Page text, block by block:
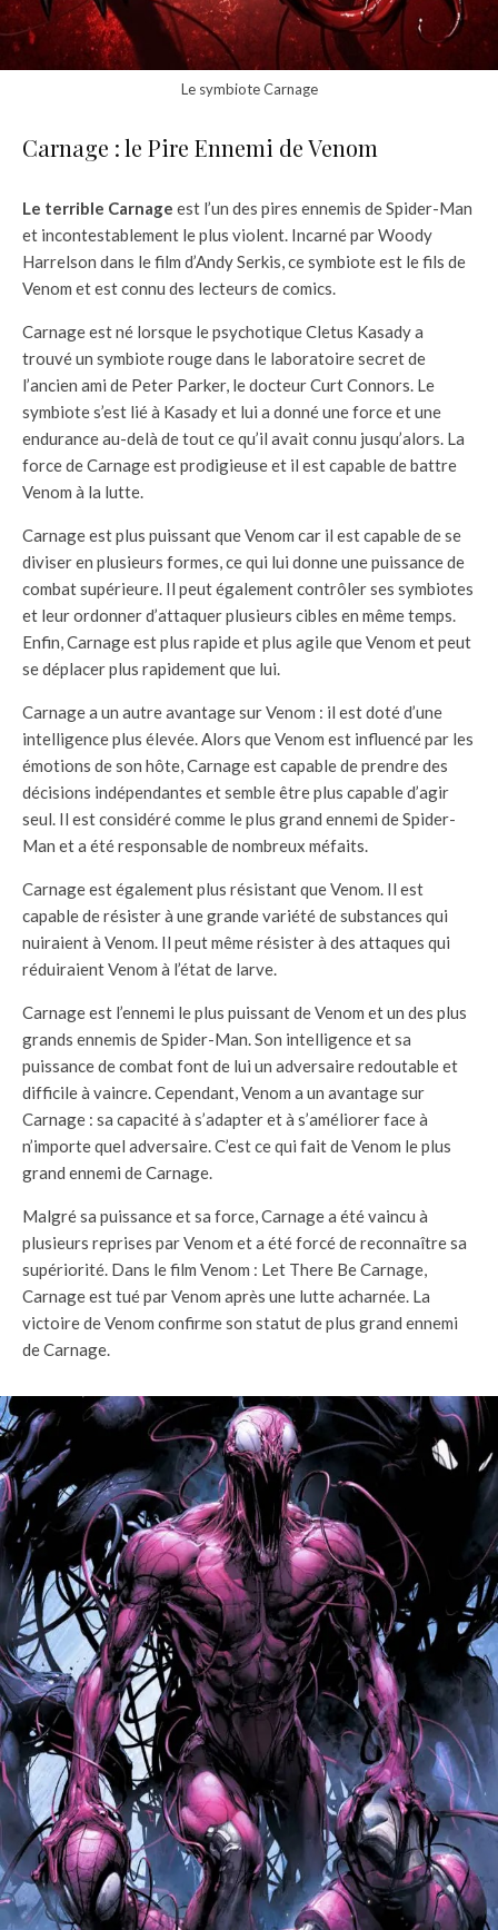
Le symbiote Carnage
Carnage : le Pire Ennemi de Venom
Le terrible Carnage est l’un des pires ennemis de Spider-Man
et incontestablement le plus violent. Incarné par Woody
Harrelson dans le film d’Andy Serkis, ce symbiote est le fils de
Venom et est connu des lecteurs de comics.
Carnage est né lorsque le psychotique Cletus Kasady a
trouvé un symbiote rouge dans le laboratoire secret de
l’ancien ami de Peter Parker, le docteur Curt Connors. Le
symbiote s’est lié à Kasady et lui a donné une force et une
endurance au-delà de tout ce qu’il avait connu jusqu’alors. La
force de Carnage est prodigieuse et il est capable de battre
Venom à la lutte.
Carnage est plus puissant que Venom car il est capable de se
diviser en plusieurs formes, ce qui lui donne une puissance de
combat supérieure. Il peut également contrôler ses symbiotes
et leur ordonner d’attaquer plusieurs cibles en même temps.
Enfin, Carnage est plus rapide et plus agile que Venom et peut
se déplacer plus rapidement que lui.
Carnage a un autre avantage sur Venom : il est doté d’une
intelligence plus élevée. Alors que Venom est influencé par les
émotions de son hôte, Carnage est capable de prendre des
décisions indépendantes et semble être plus capable d’agir
seul. Il est considéré comme le plus grand ennemi de Spider-
Man et a été responsable de nombreux méfaits.
Carnage est également plus résistant que Venom. Il est
capable de résister à une grande variété de substances qui
nuiraient à Venom. Il peut même résister à des attaques qui
réduiraient Venom à l’état de larve.
Carnage est l’ennemi le plus puissant de Venom et un des plus
grands ennemis de Spider-Man. Son intelligence et sa
puissance de combat font de lui un adversaire redoutable et
difficile à vaincre. Cependant, Venom a un avantage sur
Carnage : sa capacité à s’adapter et à s’améliorer face à
n’importe quel adversaire. C’est ce qui fait de Venom le plus
grand ennemi de Carnage.
Malgré sa puissance et sa force, Carnage a été vaincu à
plusieurs reprises par Venom et a été forcé de reconnaître sa
supériorité. Dans le film Venom : Let There Be Carnage,
Carnage est tué par Venom après une lutte acharnée. La
victoire de Venom confirme son statut de plus grand ennemi
de Carnage.